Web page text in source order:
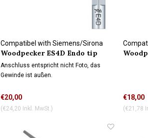
Compatibel with Siemens/Sirona
connection
Woodpecker ES4D Endo tip
Anschluss entspricht nicht Foto, das
Gewinde ist außen.
€20,00
(€24,20 Inkl. MwSt.)
€18,00
(€21,78